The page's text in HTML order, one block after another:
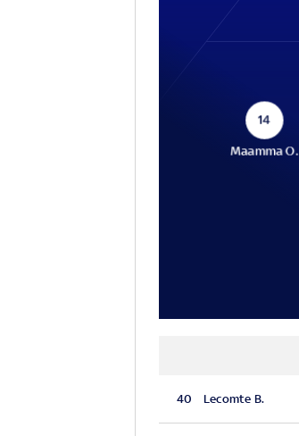
14
Maamma O.
40 Lecomte B.